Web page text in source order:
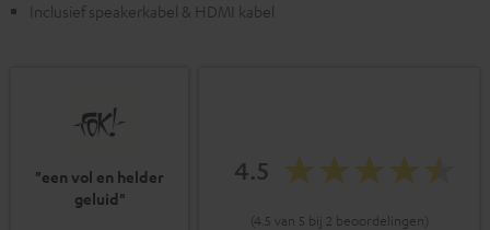
Inclusief speakerkabel & HDMI kabel
"een vol en helder
geluid"
4.5
(4.5 van 5 bij 2 beoordelingen)